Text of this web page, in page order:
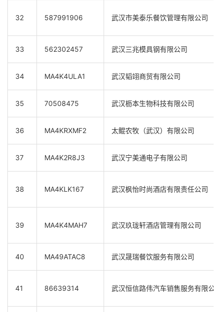
32 587991906 武汉市美泰乐餐饮管理有限公司
33 562302457 武汉三兆模具钢有限公司
34 MA4K4ULA1 武汉韬翊商贸有限公司
35 70508475 武汉枥本生物科技有限公司
36 MA4KRXMF2 太鲲农牧（武汉）有限公司
37 MA4K2R8J3 武汉宁美通电子有限公司
38 MA4KLK167 武汉枫怡时尚酒店有限责任公司
39 MA4K4MAH7 武汉玖珑轩酒店管理有限公司
40 MA49ATAC8 武汉晟瑞餐饮服务有限公司
41 86639314 武汉恒信路伟汽车销售服务有限公